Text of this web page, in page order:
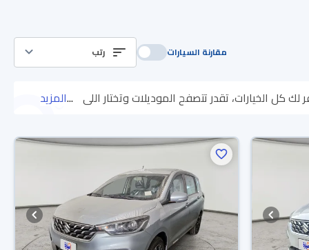
مقارنة السيارات رتب
الخيارات، تقدر تتصفح الموديلات وتختار اللي ...المزيد